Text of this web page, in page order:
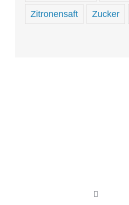
Zitronensaft Zucker
Toggle